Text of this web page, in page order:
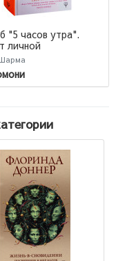
"5 часов утра".
личной
от монаха,
продал свой
(Т)